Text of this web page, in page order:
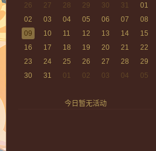
26
27 28 29 30 31
01
02
03 04 05 06 07
08
09
10 11 12 13 14
15
16
17 18 19 20 21
22
23
24 25 26 27 28
29
30
31 01 02 03 04 05
今日暂无活动